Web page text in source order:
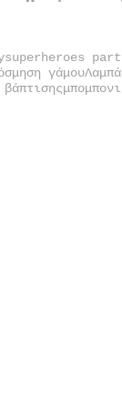
superheroes
γάμου